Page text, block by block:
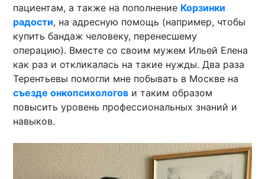
пациентам, а также на пополнение Корзинки
радости, на адресную помощь (например, чтобы
купить бандаж человеку, перенесшему
операцию). Вместе со своим мужем Ильей Елена
как раз и откликалась на такие нужды. Два раза
Терентьевы помогли мне побывать в Москве на
съезде онкопсихологов и таким образом
повысить уровень профессиональных знаний и
навыков.